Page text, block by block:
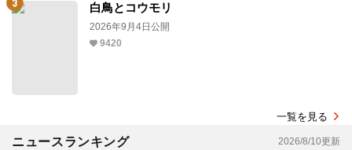
白鳥とコウモリ
2026年9月4日公開
9420
一覧を見る
ニュースランキング 2026/8/10更新